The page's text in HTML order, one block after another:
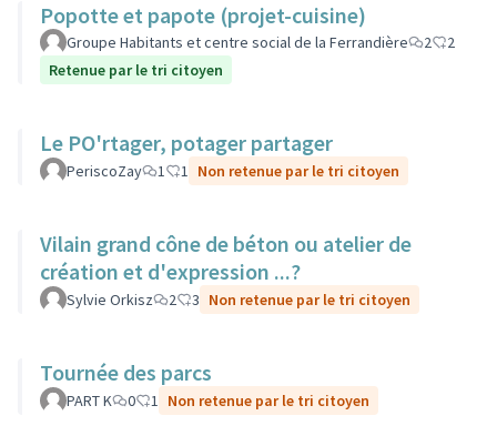
Popotte et papote (projet-cuisine)
Groupe Habitants et centre social de la Ferrandière 2
2
Retenue par le tri citoyen
Le PO'rtager, potager partager
PeriscoZay 1 1 Non retenue par le tri citoyen
Vilain grand cône de béton ou atelier de
création et d'expression ...?
Sylvie Orkisz 2 3 Non retenue par le tri citoyen
Tournée des parcs
PART K 0 1 Non retenue par le tri citoyen